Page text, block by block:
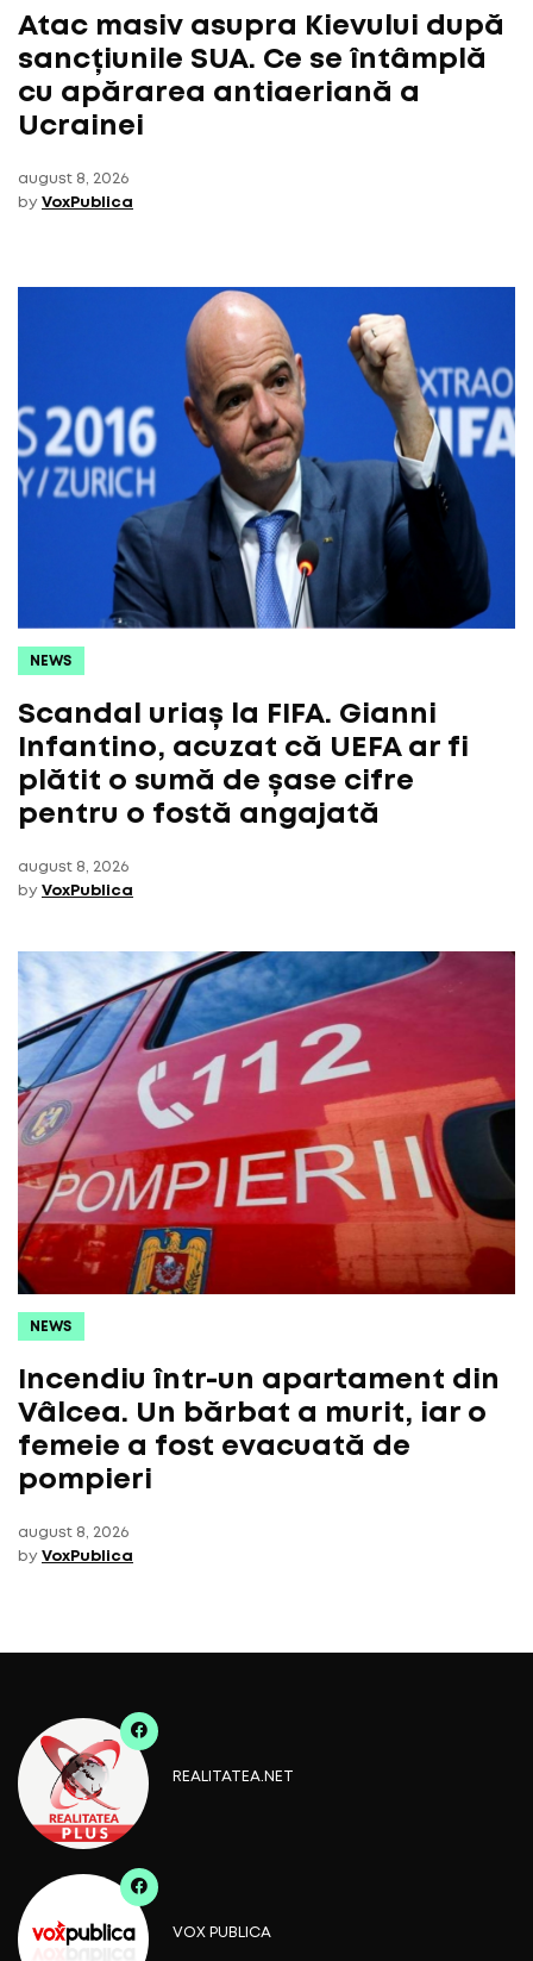
Atac masiv asupra Kievului după
sancțiunile SUA. Ce se întâmplă
cu apărarea antiaeriană a
Ucrainei
august 8, 2026
by VoxPublica
NEWS
Scandal uriaș la FIFA. Gianni
Infantino, acuzat că UEFA ar fi
plătit o sumă de șase cifre
pentru o fostă angajată
august 8, 2026
by VoxPublica
NEWS
Incendiu într-un apartament din
Vâlcea. Un bărbat a murit, iar o
femeie a fost evacuată de
pompieri
august 8, 2026
by VoxPublica
REALITATEA.NET
VOX PUBLICA